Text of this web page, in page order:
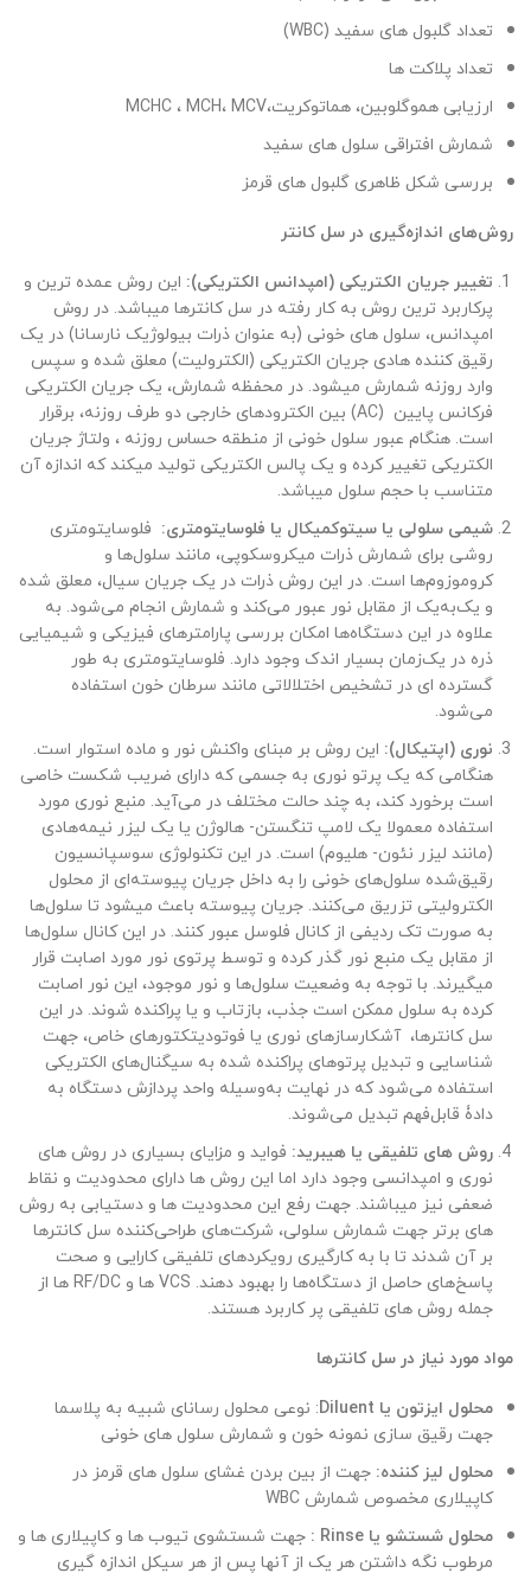
تعداد گلبول های سفید (WBC)
تعداد پلاکت ها
ارزیابی هموگلوبین، هماتوکریت،MCHC ، MCH، MCV
شمارش افتراقی سلول های سفید
بررسی شکل ظاهری گلبول های قرمز
روش‌های اندازه‌گیری در سل کانتر
تغییر جریان الکتریکی (امپدانس الکتریکی): این روش عمده ترین و
پرکاربرد ترین روش به کار رفته در سل کانترها میباشد. در روش
امپدانس، سلول های خونی (به عنوان ذرات بیولوژیک نارسانا) در یک
رقیق کننده هادی جریان الکتریکی (الکترولیت) معلق شده و سپس
وارد روزنه شمارش میشود. در محفظه شمارش، یک جریان الکتریکی
فرکانس پایین (AC) بین الکترودهای خارجی دو طرف روزنه، برقرار
است. هنگام عبور سلول خونی از منطقه حساس روزنه ، ولتاژ جریان
الکتریکی تغییر کرده و یک پالس الکتریکی تولید میکند که اندازه آن
متناسب با حجم سلول میباشد.
شیمی سلولی یا سیتوکمیکال یا فلوسایتومتری: فلوسایتومتری
روشی برای شمارش ذرات میکروسکوپی، مانند سلول‌ها و
کروموزوم‌ها است. در این روش ذرات در یک جریان سیال، معلق شده
و یک‌به‌یک از مقابل نور عبور می‌کند و شمارش انجام می‌شود. به
علاوه در این دستگاه‌ها امکان بررسی پارامترهای فیزیکی و شیمیایی
ذره در یک‌زمان بسیار اندک وجود دارد. فلوسایتومتری به طور
گسترده ای در تشخیص اختلالاتی مانند سرطان خون استفاده
می‌شود.
نوری (اپتیکال): این روش بر مبنای واکنش نور و ماده استوار است.
هنگامی که یک پرتو نوری به جسمی که دارای ضریب شکست خاصی
است برخورد کند، به چند حالت مختلف در می‌آید. منبع نوری مورد
استفاده معمولا یک لامپ تنگستن- هالوژن یا یک لیزر نیمه‌هادی
(مانند لیزر نئون- هلیوم) است. در این تکنولوژی سوسپانسیون
رقیق‌شده سلول‌های خونی را به داخل جریان پیوسته‌ای از محلول
الکترولیتی تزریق می‌کنند. جریان پیوسته باعث میشود تا سلول‌ها
به صورت تک ردیفی از کانال فلوسل عبور کنند. در این کانال سلول‌ها
از مقابل یک منبع نور گذر کرده و توسط پرتوی نور مورد اصابت قرار
میگیرند. با توجه به وضعیت سلول‌ها و نور موجود، این نور اصابت
کرده به سلول ممکن است جذب، بازتاب و یا پراکنده شوند. در این
سل کانترها، آشکارسازهای نوری یا فوتودیتکتورهای خاص، جهت
شناسایی و تبدیل پرتوهای پراکنده شده به سیگنال‌های الکتریکی
استفاده می‌شود که در نهایت به‌وسیله واحد پردازش دستگاه به
دادۀ قابل‌فهم تبدیل می‌شوند.
روش های تلفیقی یا هیبرید: فواید و مزایای بسیاری در روش های
نوری و امپدانسی وجود دارد اما این روش ها دارای محدودیت و نقاط
ضعفی نیز میباشند. جهت رفع این محدودیت ها و دستیابی به روش
های برتر جهت شمارش سلولی، شرکت‌های طراحی‌کننده سل کانترها
بر آن شدند تا با به کارگیری رویکردهای تلفیقی کارایی و صحت
پاسخ‌های حاصل از دستگاه‌ها را بهبود دهند. VCS ها و RF/DC ها از
جمله روش های تلفیقی پر کاربرد هستند.
مواد مورد نیاز در سل کانترها
محلول ایزتون یا Diluent: نوعی محلول رسانای شبیه به پلاسما
جهت رقیق سازی نمونه خون و شمارش سلول های خونی
محلول لیز کننده: جهت از بین بردن غشای سلول های قرمز در
کاپیلاری مخصوص شمارش WBC
محلول شستشو یا Rinse
: جهت شستشوی تیوب ها و کاپیلاری ها و
مرطوب نگه داشتن هر یک از آنها پس از هر سیکل اندازه گیری